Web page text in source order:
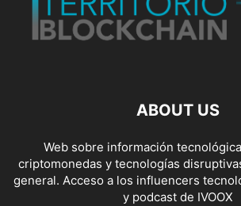
ABOUT US
Web sobre información
criptomonedas y tecnologías
general. Acceso a los influencers
y podcast de IVOOX